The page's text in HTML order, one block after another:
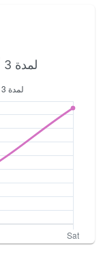
لمدة 3 أيام القادمة أبها الطقس في